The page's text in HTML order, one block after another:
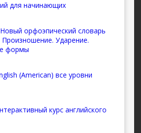
для начинающих
орфоэпический словарь
Произношение. Ударение.
формы
(American) все уровни
курс английского